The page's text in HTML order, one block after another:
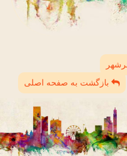
بازگشت به صفحه اصلی